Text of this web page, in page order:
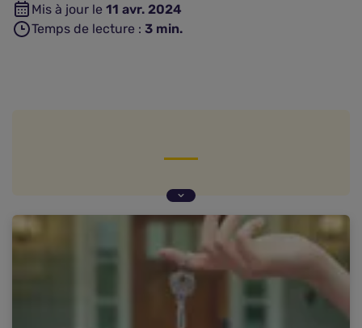
Mis à jour le 11 avr. 2024
Temps de lecture : 3 min.
Quelle responsabilité en cas de dommage ?
Comment s'assurer pour un échange de maison